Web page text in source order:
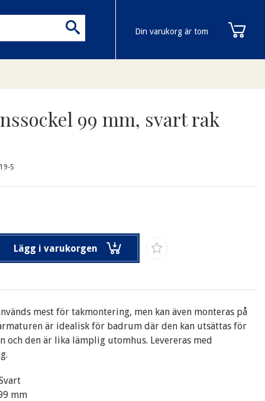
Din varukorg är tom
99 mm, svart rak
S
Lägg i varukorgen
mest för takmontering, men kan även monteras på
är idealisk för badrum där den kan utsättas för
och den är lika lämplig utomhus. Levereras med
mm